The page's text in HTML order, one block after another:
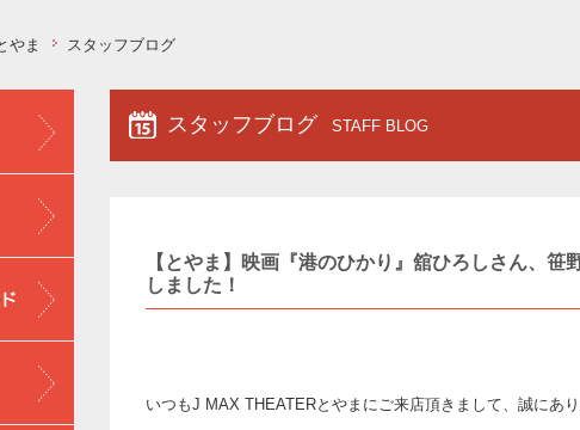
やま スタッフブログ
スタッフブログ STAFF BLOG
【とやま】映画『港のひかり』舘ひろしさん、
しました！
いつもJ MAX THEATERとやまにご来店頂きまして、誠にあり